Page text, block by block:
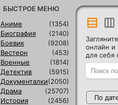
онлайн и
для себя
По
БЫСТРОЕ МЕНЮ
Аниме
(1354)
Биография
(2140)
Боевик
(9208)
Вестерн
(453)
Военные
(1814)
Детектив
(5915)
Документалки(2050)
Драма
(25707)
История
(2456)